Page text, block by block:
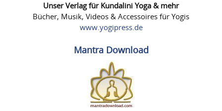
Unser Verlag für Kundalini Yoga & mehr
Bücher, Musik, Videos & Accessoires für Yogis
www.yogipress.de
Mantra Download